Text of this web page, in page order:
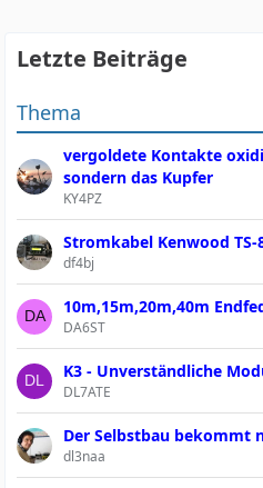
Letzte Beiträge
Thema
vergoldete Kontakte
sondern das Kupfer
KY4PZ
Stromkabel Kenwood TS-
df4bj
10m,15m,20m,40m
DA6ST
K3 - Unverständliche
DL7ATE
Der Selbstbau bekommt
dl3naa